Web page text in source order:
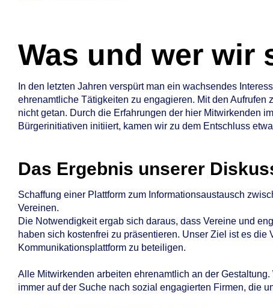
Was
und
wer
wir
sind
Was und wer wir
In den letzten Jahren verspürt man ein wachsendes
ehrenamtliche Tätigkeiten zu engagieren. Mit den Aufrufen
nicht getan. Durch die Erfahrungen der hier Mitwirkenden
Bürgerinitiativen initiiert, kamen wir zu dem Entschluss
Das Ergebnis unserer
Schaffung einer Plattform zum Informationsaustausch
Vereinen.
Die Notwendigkeit ergab sich daraus, dass Vereine und
haben sich kostenfrei zu präsentieren. Unser Ziel ist es die
Kommunikationsplattform zu beteiligen.
Alle Mitwirkenden arbeiten ehrenamtlich an der
immer auf der Suche nach sozial engagierten Firmen, die